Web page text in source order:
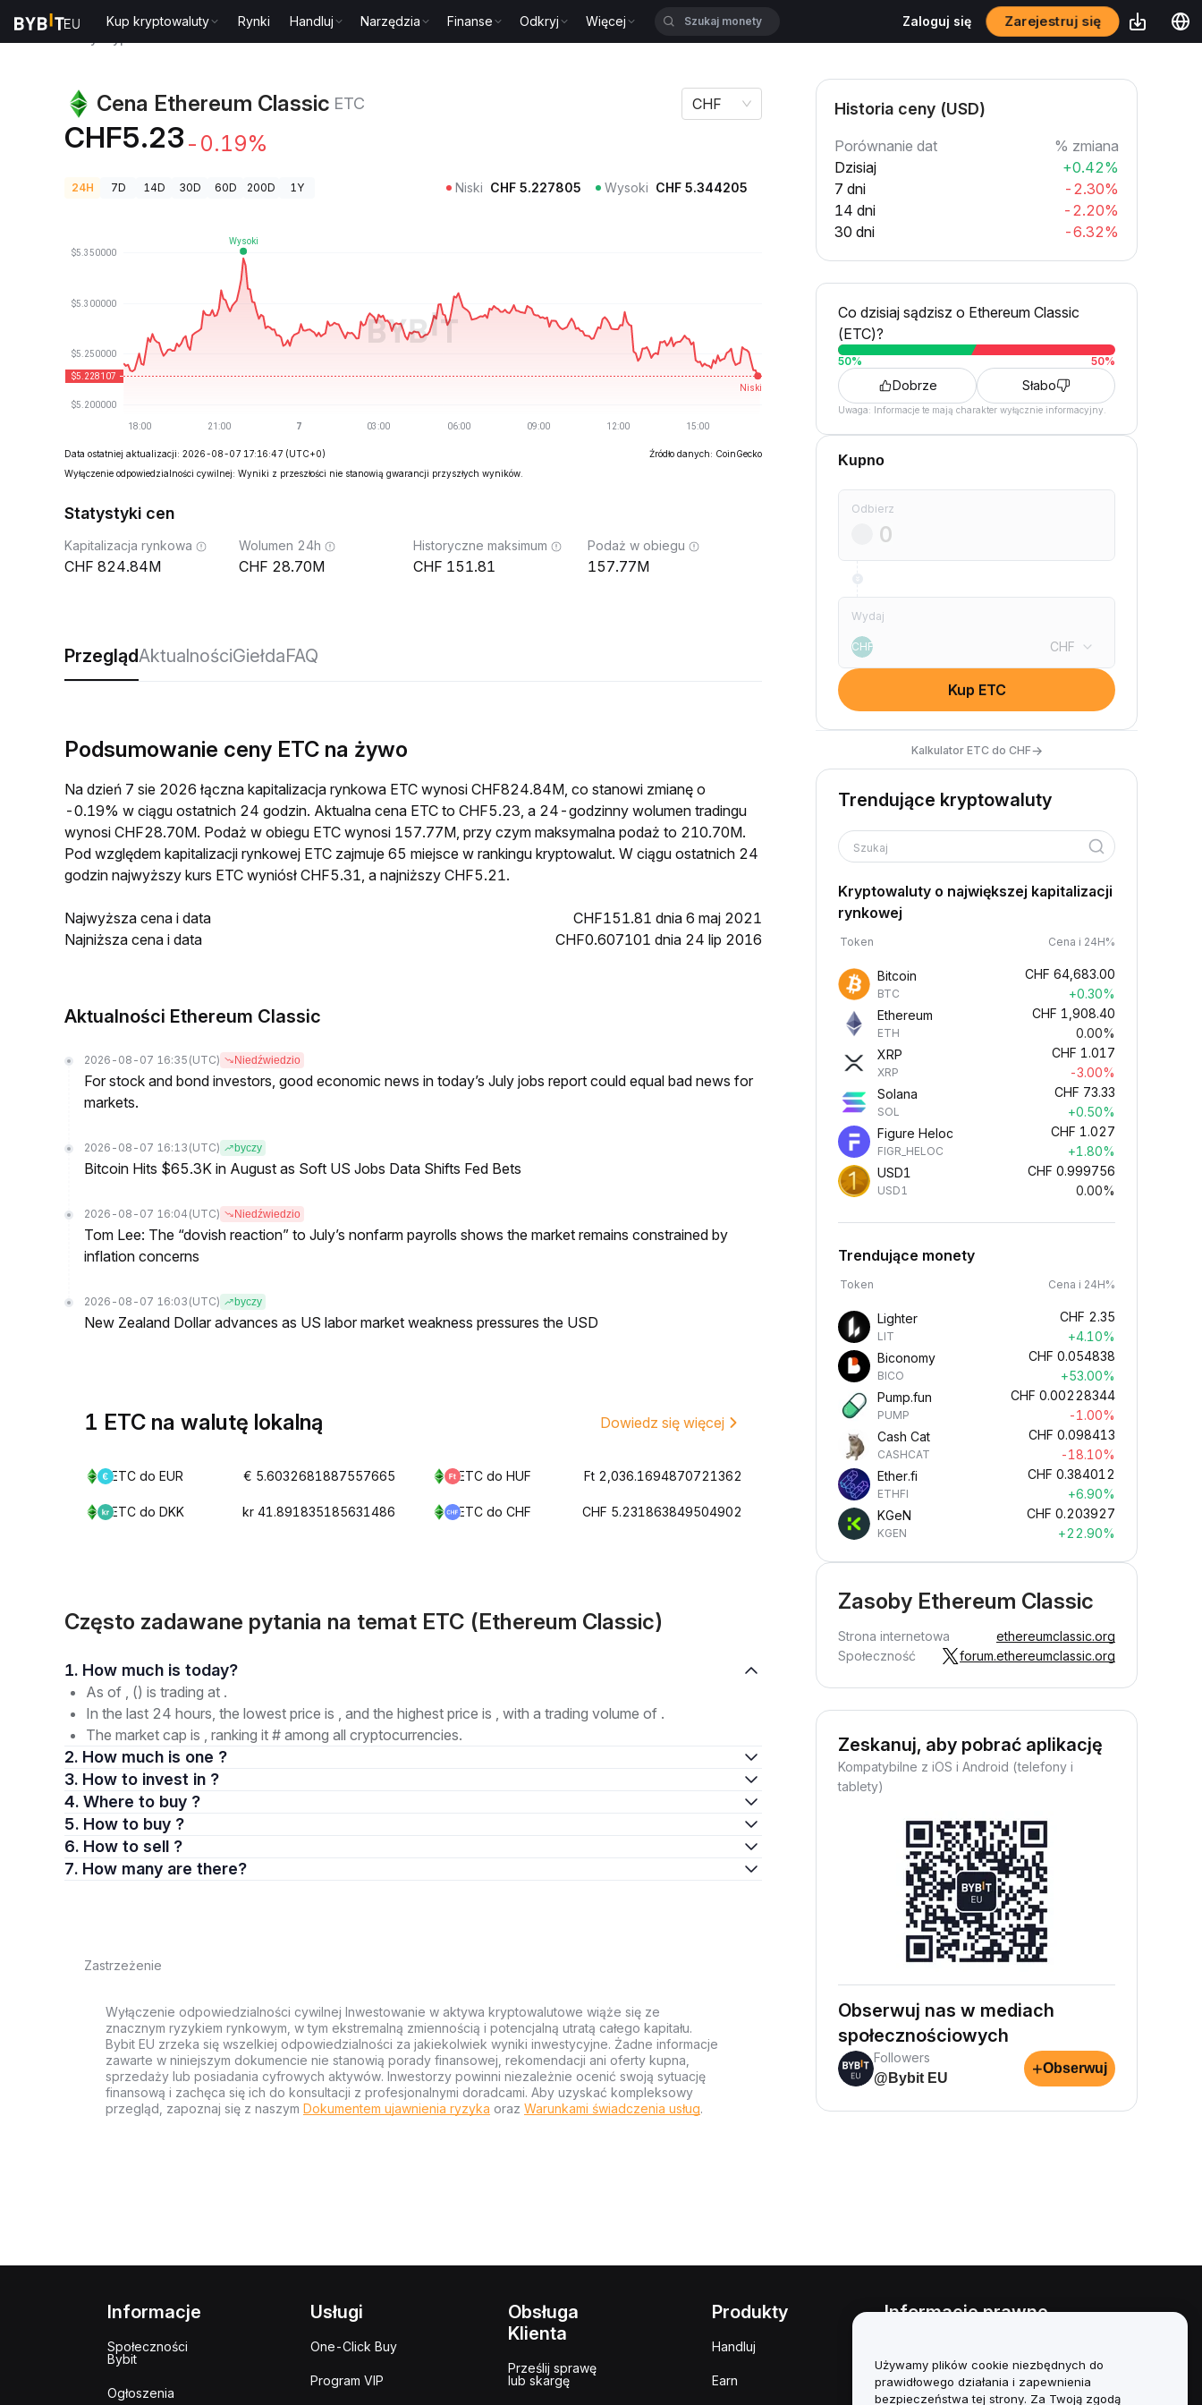
Kup kryptowaluty Rynki Handluj Narzędzia Finanse Odkryj Więcej Zaloguj się Zarejestruj się
Cena Ethereum Classic ETC
CHF5.23 -0.19%
CHF
24H 7D 14D 30D 60D 200D 1Y Niski CHF 5.227805 Wysoki CHF 5.344205
Data ostatniej aktualizacji: 2026-08-07 17:16:47 (UTC+0)
Źródło danych: CoinGecko
Wyłączenie odpowiedzialności cywilnej: Wyniki z przeszłości nie stanowią gwarancji przyszłych wyników.
Statystyki cen
Kapitalizacja rynkowa
824.84M
Wolumen 24h
28.70M
Historyczne maksimum
151.81
Podaż w obiegu
157.77M
PrzeglądAktualnościGiełdaFAQ
Podsumowanie ceny ETC na żywo
Na dzień 7 sie 2026 łączna kapitalizacja rynkowa ETC wynosi CHF824.84M, co stanowi zmianę o
-0.19% w ciągu ostatnich 24 godzin. Aktualna cena ETC to CHF5.23, a 24-godzinny wolumen tradingu
wynosi CHF28.70M. Podaż w obiegu ETC wynosi 157.77M, przy czym maksymalna podaż to 210.70M.
Pod względem kapitalizacji rynkowej ETC zajmuje 65 miejsce w rankingu kryptowalut. W ciągu ostatnich 24
godzin najwyższy kurs ETC wyniósł CHF5.31, a najniższy CHF5.21.
Najwyższa cena i data
CHF151.81 dnia 6 maj 2021
Najniższa cena i data
CHF0.607101 dnia 24 lip 2016
Aktualności Ethereum Classic
2026-08-07 16:35 (UTC) Niedźwiedzio
For stock and bond investors, good economic news in today’s July jobs report could equal bad news for
markets.
2026-08-07 16:13 (UTC) byczy
Bitcoin Hits $65.3K in August as Soft US Jobs Data Shifts Fed Bets
2026-08-07 16:04 (UTC) Niedźwiedzio
Tom Lee: The “dovish reaction” to July’s nonfarm payrolls shows the market remains constrained by
inflation concerns
2026-08-07 16:03 (UTC) byczy
New Zealand Dollar advances as US labor market weakness pressures the USD
1 ETC na walutę lokalną Dowiedz się więcej
ETC do EUR € 5.6032681887557665 ETC do HUF Ft 2,036.1694870721362
ETC do DKK kr 41.891835185631486 ETC do CHF CHF 5.231863849504902
Często zadawane pytania na temat ETC (Ethereum Classic)
1. How much is today?
As of , () is trading at .
In the last 24 hours, the lowest price is , and the highest price is , with a trading volume of .
The market cap is , ranking it # among all cryptocurrencies.
2. How much is one ?
3. How to invest in ?
4. Where to buy ?
5. How to buy ?
6. How to sell ?
7. How many are there?
Zastrzeżenie
Wyłączenie odpowiedzialności cywilnej Inwestowanie w aktywa kryptowalutowe wiąże się ze
znacznym ryzykiem rynkowym, w tym ekstremalną zmiennością i potencjalną utratą całego kapitału.
Bybit EU zrzeka się wszelkiej odpowiedzialności za jakiekolwiek wyniki inwestycyjne. Żadne informacje
zawarte w niniejszym dokumencie nie stanowią porady finansowej, rekomendacji ani oferty kupna,
sprzedaży lub posiadania cyfrowych aktywów. Inwestorzy powinni niezależnie ocenić swoją sytuację
finansową i zachęca się ich do konsultacji z profesjonalnymi doradcami. Aby uzyskać kompleksowy
przegląd, zapoznaj się z naszym Dokumentem ujawnienia ryzyka oraz Warunkami świadczenia usług.
Historia ceny (USD)
Porównanie dat
% zmiana
Dzisiaj
+0.42%
7 dni
-2.30%
14 dni
-2.20%
30 dni
-6.32%
Co dzisiaj sądzisz o Ethereum Classic
(ETC)?
50% 50%
Dobrze Słabo
Uwaga: Informacje te mają charakter wyłącznie informacyjny.
Kupno
Odbierz
Wydaj
CHF CHF
Kup ETC
Kalkulator ETC do CHF→
Trendujące kryptowaluty
Szukaj
Kryptowaluty o największej kapitalizacji
rynkowej
Token Cena i 24H%
Bitcoin
BTC
CHF 64,683.00
+0.30%
Ethereum
ETH
CHF 1,908.40
0.00%
XRP
XRP
CHF 1.017
-3.00%
Solana
SOL
CHF 73.33
+0.50%
Figure Heloc
FIGR_HELOC
CHF 1.027
+1.80%
USD1
USD1
CHF 0.999756
0.00%
Trendujące monety
Token Cena i 24H%
Lighter
LIT
CHF 2.35
+4.10%
Biconomy
BICO
CHF 0.054838
+53.00%
Pump.fun
PUMP
CHF 0.00228344
-1.00%
Cash Cat
CASHCAT
CHF 0.098413
-18.10%
Ether.fi
ETHFI
CHF 0.384012
+6.90%
KGeN
KGEN
CHF 0.203927
+22.90%
Zasoby Ethereum Classic
Strona internetowa
ethereumclassic.org
Społeczność
forum.ethereumclassic.org
Zeskanuj, aby pobrać aplikację
Kompatybilne z iOS i Android (telefony i
tablety)
Obserwuj nas w mediach
społecznościowych
Followers
@Bybit EU
+Obserwuj
Informacje
Społeczności
Bybit
Ogłoszenia
Usługi
One-Click Buy
Program VIP
Obsługa
Klienta
Prześlij sprawę
lub skargę
Produkty
Handluj
Earn
Informacje prawne
interesów
Podsumowanie polityki
Używamy plików cookie niezbędnych do
prawidłowego działania i zapewnienia
bezpieczeństwa tej strony. Za Twoją zgodą